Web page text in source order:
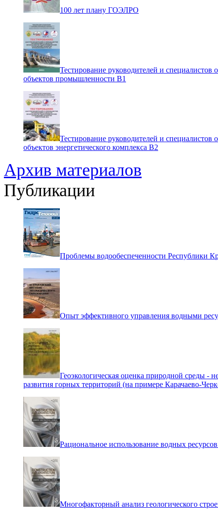
100 лет плану ГОЭЛРО
Тестирование руководителей и специалистов
объектов промышленности В1
Тестирование руководителей и специалистов
объектов энергетического комплекса В2
Архив материалов
Публикации
Проблемы водообеспеченности Республики
Опыт эффективного управления водными
Геоэкологическая оценка природной среды -
развития горных территорий (на примере Карачаево-
Рациональное использование водных
Многофакторный анализ геологического